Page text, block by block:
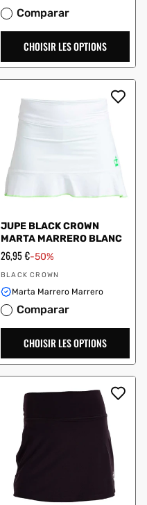
Comparar
CHOISIR LES OPTIONS
JUPE BLACK CROWN
MARTA MARRERO BLANC
Prix
solde
26,95 €-50%
Vendeur
BLACK CROWN
Marta Marrero Marrero
Comparar
CHOISIR LES OPTIONS